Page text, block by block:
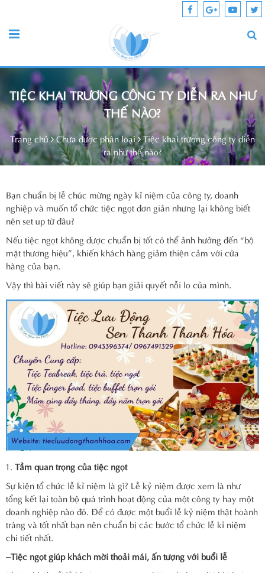
TIỆC KHAI TRƯƠNG CÔNG TY DIỄN RA NHƯ
THẾ NÀO?
Trang chủ Chưa được phân loại Tiệc khai trương công ty diễn
ra như thế nào?
Bạn chuẩn bị lễ chúc mừng ngày kỉ niệm của công ty, doanh
nghiệp và muốn tổ chức tiệc ngọt đơn giản nhưng lại không biết
nên set up từ đâu?
Nếu tiệc ngọt không được chuẩn bị tốt có thể ảnh hưởng đến “bộ
mặt thương hiệu”, khiến khách hàng giảm thiện cảm với cửa
hàng của bạn.
Vậy thì bài viết này sẽ giúp bạn giải quyết nỗi lo của mình.
Tầm quan trọng của tiệc ngọt
Sự kiện tổ chức lễ kỉ niệm là gì? Lễ kỷ niệm được xem là như
tổng kết lại toàn bộ quá trình hoạt động của một công ty hay một
doanh nghiệp nào đó. Để có được một buổi lễ kỷ niệm thật hoành
tráng và tốt nhất bạn nên chuẩn bị các bước tổ chức lễ kỉ niệm
chi tiết nhất.
–Tiệc ngọt giúp khách mời thoải mái, ấn tượng với buổi lễ